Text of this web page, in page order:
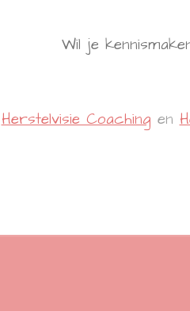
Wil je
Herstelvisie Coaching en